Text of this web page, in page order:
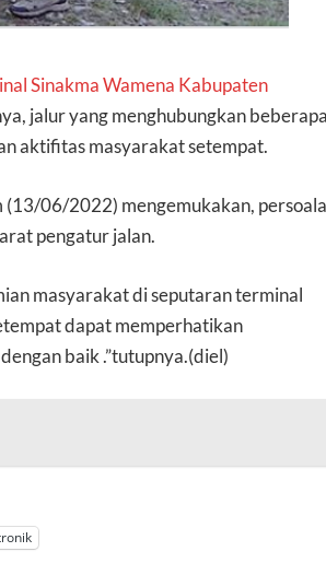
Sinakma Wamena Kabupaten
jalur yang menghubungkan beberapa
aktifitas masyarakat setempat.
(13/06/2022) mengemukakan,
pengatur jalan.
masyarakat di seputaran terminal
dapat memperhatikan
baik .”tutupnya.(diel)